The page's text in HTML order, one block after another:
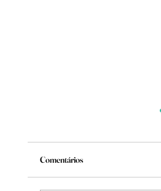
Mude
Comentários